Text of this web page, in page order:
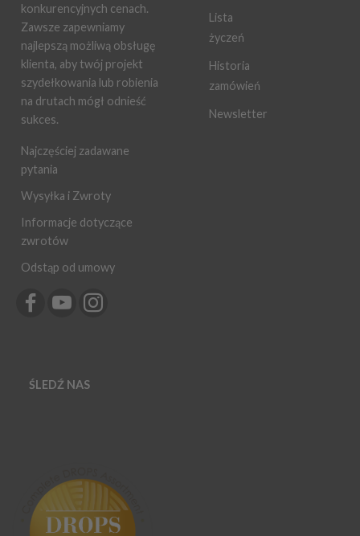
konkurencyjnych cenach.
Zawsze zapewniamy
najlepszą możliwą obsługę
klienta, aby twój projekt
szydełkowania lub robienia
na drutach mógł odnieść
sukces.
Najczęściej zadawane
pytania
Wysyłka i Zwroty
Informacje dotyczące
zwrotów
Odstąp od umowy
Lista
życzeń
Historia
zamówień
Newsletter
ŚLEDŹ NAS